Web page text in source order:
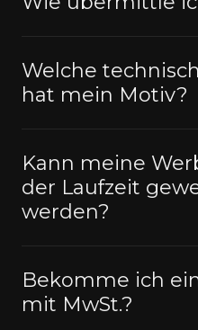
Welche
hat mein Motiv?
Kann meine
der Laufzeit
werden?
Bekomme ich
mit MwSt.?